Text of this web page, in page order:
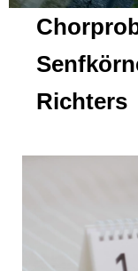
Richters